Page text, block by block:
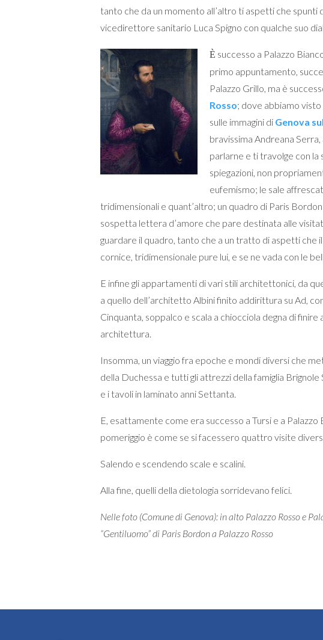
tanto che da un momento all’altro ti aspetti che spunti
vicedirettore sanitario Luca Spigno con qualche suo
È successo a Palazzo
primo appuntamento,
Palazzo Grillo, ma è
Rosso; dove abbiamo
sulle immagini di Genova
bravissima Andreana
parlarne e ti travolge con la
spiegazioni, non
eufemismo; le sale
tridimensionali e quant’altro; un quadro di Paris
sospetta lettera d’amore che pare destinata alle
guardare il quadro, tanto che a un tratto di aspetti che
cornice, tridimensionale pure lui, e se ne vada con le
E infine gli appartamenti di vari stili architettonici, da
a quello dell’architetto Albini finito addirittura su Ad,
Cinquanta, soppalco e scala a chiocciola degna di finire
architettura.
Insomma, un viaggio fra epoche e mondi diversi che
della Duchessa e tutti gli attrezzi della famiglia Brignole
e i tavoli in laminato anni Settanta.
E, esattamente come era successo a Tursi e a Palazzo
pomeriggio è come se si facessero quattro visite
Salendo e scendendo scale e scalini.
Alla fine, quelli della dietologia sorridevano felici.
Nelle foto (Comune di Genova): in alto Palazzo Rosso e
“Gentiluomo” di Paris Bordon a Palazzo Rosso